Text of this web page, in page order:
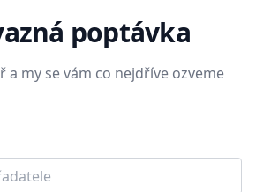
poptávka
my se vám co nejdříve ozveme